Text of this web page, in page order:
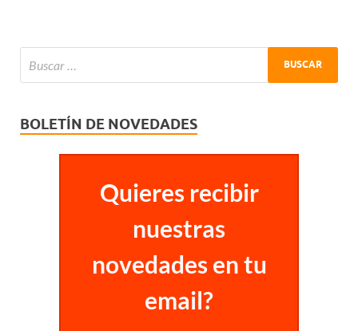
BOLETÍN DE NOVEDADES
Quieres recibir
nuestras
novedades en tu
email?